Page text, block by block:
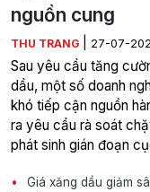
nguồn cung
THU TRANG 27-07-
Sau yêu cầu tăng
dầu, một số doanh
khó tiếp cận nguồn
ra yêu cầu rà soát
phát sinh gián đoạn
Giá xăng dầu giảm